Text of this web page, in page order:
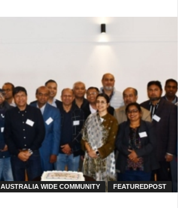
AUSTRALIA WIDE COMMUNITY FEATUREDPOST